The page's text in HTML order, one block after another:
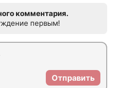
комментария.
первым!
Отправить